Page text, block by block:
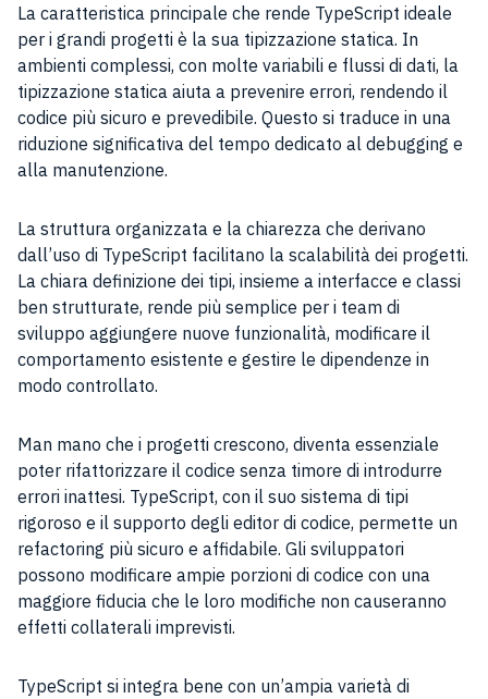
La caratteristica principale che rende TypeScript ideale
per i grandi progetti è la sua tipizzazione statica. In
ambienti complessi, con molte variabili e flussi di dati, la
tipizzazione statica aiuta a prevenire errori, rendendo il
codice più sicuro e prevedibile. Questo si traduce in una
riduzione significativa del tempo dedicato al debugging e
alla manutenzione.
La struttura organizzata e la chiarezza che derivano
dall’uso di TypeScript facilitano la scalabilità dei progetti.
La chiara definizione dei tipi, insieme a interfacce e classi
ben strutturate, rende più semplice per i team di
sviluppo aggiungere nuove funzionalità, modificare il
comportamento esistente e gestire le dipendenze in
modo controllato.
Man mano che i progetti crescono, diventa essenziale
poter rifattorizzare il codice senza timore di introdurre
errori inattesi. TypeScript, con il suo sistema di tipi
rigoroso e il supporto degli editor di codice, permette un
refactoring più sicuro e affidabile. Gli sviluppatori
possono modificare ampie porzioni di codice con una
maggiore fiducia che le loro modifiche non causeranno
effetti collaterali imprevisti.
TypeScript si integra bene con un’ampia varietà di